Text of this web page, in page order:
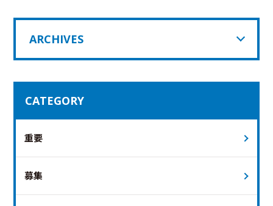
ARCHIVES
CATEGORY
重要
募集